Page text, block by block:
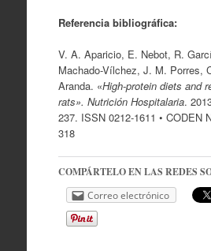
Referencia bibliográfica:
V. A. Aparicio, E. Nebot, R.
Machado-Vílchez, J. M. Porres,
Aranda. «High-protein diets and
rats». Nutrición Hospitalaria.
237. ISSN 0212-1611 • CODEN
318
COMPÁRTELO EN LAS REDES
Correo electrónico